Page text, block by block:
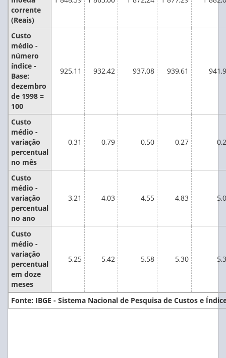
corrente
(Reais)
Custo
médio -
número
índice -
Base:
dezembro
de 1998 =
100
925,11 932,42 937,08 939,61
Custo
médio -
variação
percentual
no mês
0,31 0,79 0,50 0,27
Custo
médio -
variação
percentual
no ano
3,21 4,03 4,55 4,83
Custo
médio -
variação
percentual
em doze
meses
5,25 5,42 5,58 5,30
Fonte: IBGE - Sistema Nacional de Pesquisa de Custos e